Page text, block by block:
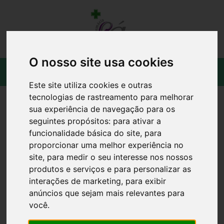
O nosso site usa cookies
Este site utiliza cookies e outras
tecnologias de rastreamento para melhorar
sua experiência de navegação para os
seguintes propósitos: para ativar a
funcionalidade básica do site, para
proporcionar uma melhor experiência no
site, para medir o seu interesse nos nossos
produtos e serviços e para personalizar as
interações de marketing, para exibir
anúncios que sejam mais relevantes para
você.